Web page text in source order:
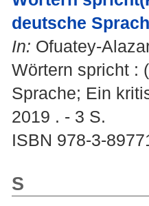
deutsche
In: Ofuatey-
Wörtern spricht :
Sprache; Ein
2019 . - 3 S.
ISBN 978-3-
S